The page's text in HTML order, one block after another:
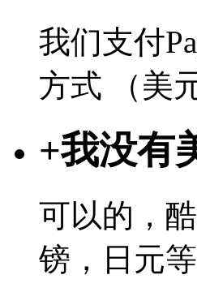
我们支付
方式 （美
+我没有
可以的，
镑，日元